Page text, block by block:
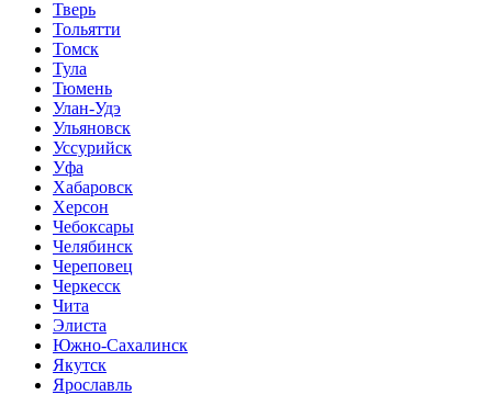
Тверь
Тольятти
Томск
Тула
Тюмень
Улан-Удэ
Ульяновск
Уссурийск
Уфа
Хабаровск
Херсон
Чебоксары
Челябинск
Череповец
Черкесск
Чита
Элиста
Южно-Сахалинск
Якутск
Ярославль